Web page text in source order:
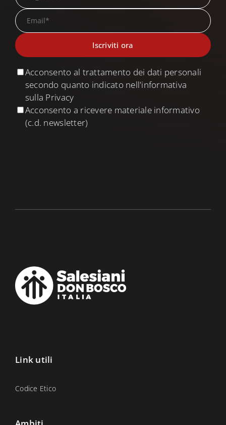
Acconsento al trattamento dei dati personali
secondo quanto indicato nell'informativa
sulla Privacy
Acconsento a ricevere materiale informativo
(c.d. newsletter)
Link utili
Codice Etico